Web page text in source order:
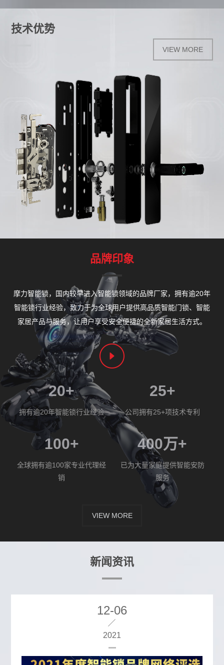
技术优势
VIEW MORE
品牌印象
摩力智能锁，国内较早进入智能锁领域的品牌厂家，拥有逾20年
智能锁行业经验，致力于为全球用户提供高品质智能门锁、智能
家居产品与服务，让用户享受安全便捷的全新家居生活方式。
20+
拥有逾20年智能锁行业经验
25+
公司拥有25+项技术专利
100+
全球拥有逾100家专业代理经
销
400万+
已为大量家庭提供智能安防
服务
VIEW MORE
新闻资讯
12-06
2021